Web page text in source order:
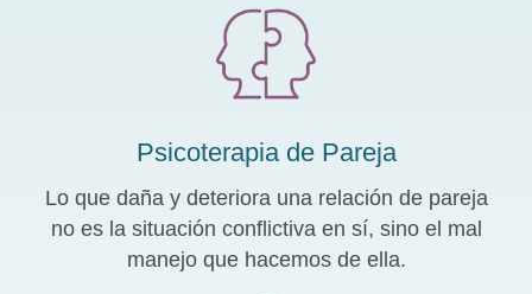
Psicoterapia de Pareja
Lo que daña y deteriora una relación de pareja
no es la situación conflictiva en sí, sino el mal
manejo que hacemos de ella.